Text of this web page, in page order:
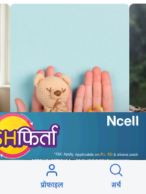
बाल क्यान्सरका बिरामी
किन ढिलो अस्पताल
पुग्छन् ?
प्रोफाइल सर्च